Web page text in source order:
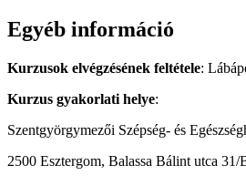
Egyéb információ
Kurzusok elvégzésének feltétele:
Kurzus gyakorlati helye:
Szentgyörgymezői Szépség- és
2500 Esztergom, Balassa Bálint utca 31/